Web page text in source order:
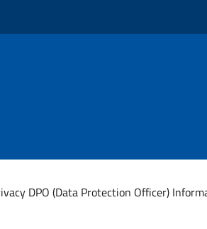
DPO (Data Protection Officer)